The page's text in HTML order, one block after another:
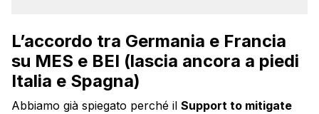
L’accordo tra Germania e Francia
su MES e BEI (lascia ancora a piedi
Italia e Spagna)
Abbiamo già spiegato perché il Support to mitigate